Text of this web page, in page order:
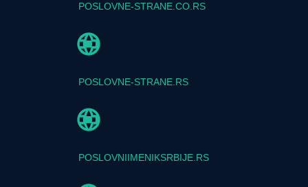
POSLOVNE-STRANE.CO.RS
POSLOVNE-STRANE.RS
POSLOVNIIMENIKSRBIJE.RS